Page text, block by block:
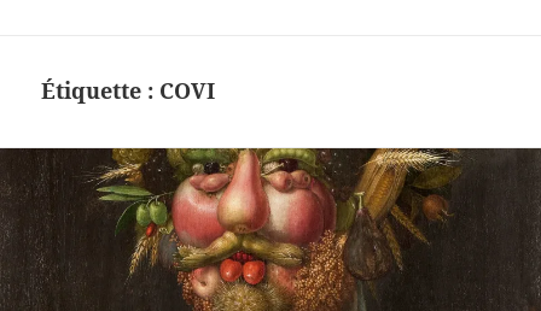
Étiquette : COVI